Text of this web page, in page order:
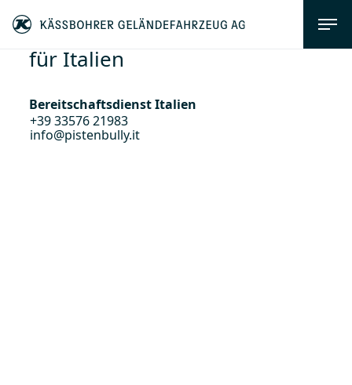
für Italien
Bereitschaftsdienst Italien
+39 33576 21983
info@pistenbully.it